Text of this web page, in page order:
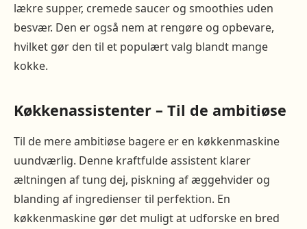
lækre supper, cremede saucer og smoothies uden
besvær. Den er også nem at rengøre og opbevare,
hvilket gør den til et populært valg blandt mange
kokke.
Køkkenassistenter – Til de ambitiøse
Til de mere ambitiøse bagere er en køkkenmaskine
uundværlig. Denne kraftfulde assistent klarer
æltningen af tung dej, piskning af æggehvider og
blanding af ingredienser til perfektion. En
køkkenmaskine gør det muligt at udforske en bred